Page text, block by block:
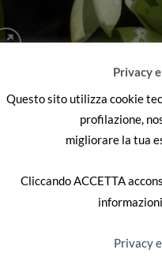
grande, necessita di
Privacy
Questo sito utilizza cookie
profilazione,
migliorare la tua
CliccandoACCETTA
Privacy